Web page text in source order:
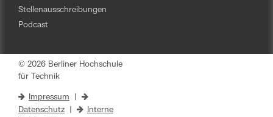
Stellenausschreibungen
Podcast
© 2026 Berliner Hochschule
für Technik
Impressum
Datenschutz
Interne